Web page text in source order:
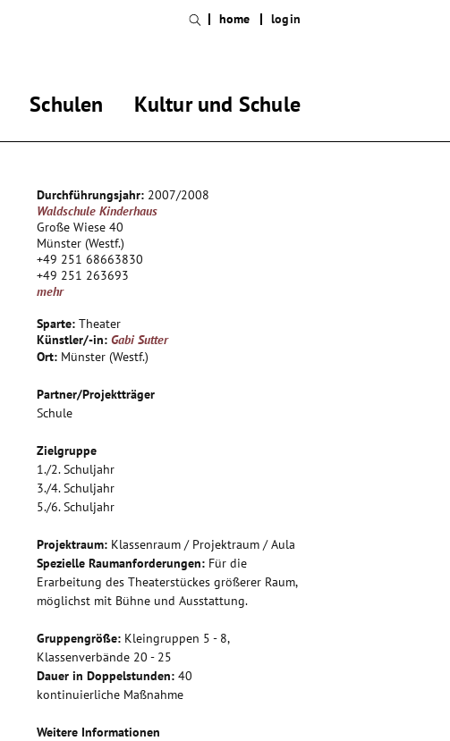
Schulen Kultur und Schule
home login
Durchführungsjahr: 2007/2008
Waldschule Kinderhaus
Große Wiese 40
Münster (Westf.)
+49 251 68663830
+49 251 263693
mehr
Sparte: Theater
Künstler/-in: Gabi Sutter
Ort: Münster (Westf.)
Partner/Projektträger
Schule
Zielgruppe
1./2. Schuljahr
3./4. Schuljahr
5./6. Schuljahr
Projektraum: Klassenraum / Projektraum / Aula
Spezielle Raumanforderungen: Für die
Erarbeitung des Theaterstückes größerer Raum,
möglichst mit Bühne und Ausstattung.
Gruppengröße: Kleingruppen 5 - 8,
Klassenverbände 20 - 25
Dauer in Doppelstunden: 40
kontinuierliche Maßnahme
Weitere Informationen